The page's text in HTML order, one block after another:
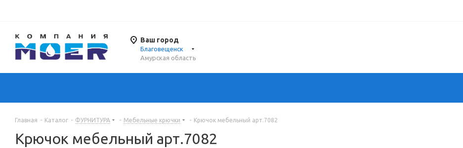
Ваш город
Благовещенск
Амурская область
Главная - Каталог - ФУРНИТУРА - Мебельные крючки - Крючок мебельный арт.7082
Крючок мебельный арт.7082